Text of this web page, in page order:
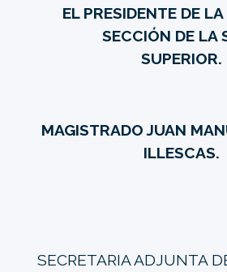
EL PRESIDENTE DE
SECCIÓN DE LA
SUPERIOR.
MAGISTRADO JUAN
ILLESCAS.
SECRETARIA ADJUNTA